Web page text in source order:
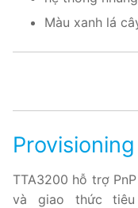
Màu xanh lá
TTA3200 hỗ trợ
và giao thức tiêu